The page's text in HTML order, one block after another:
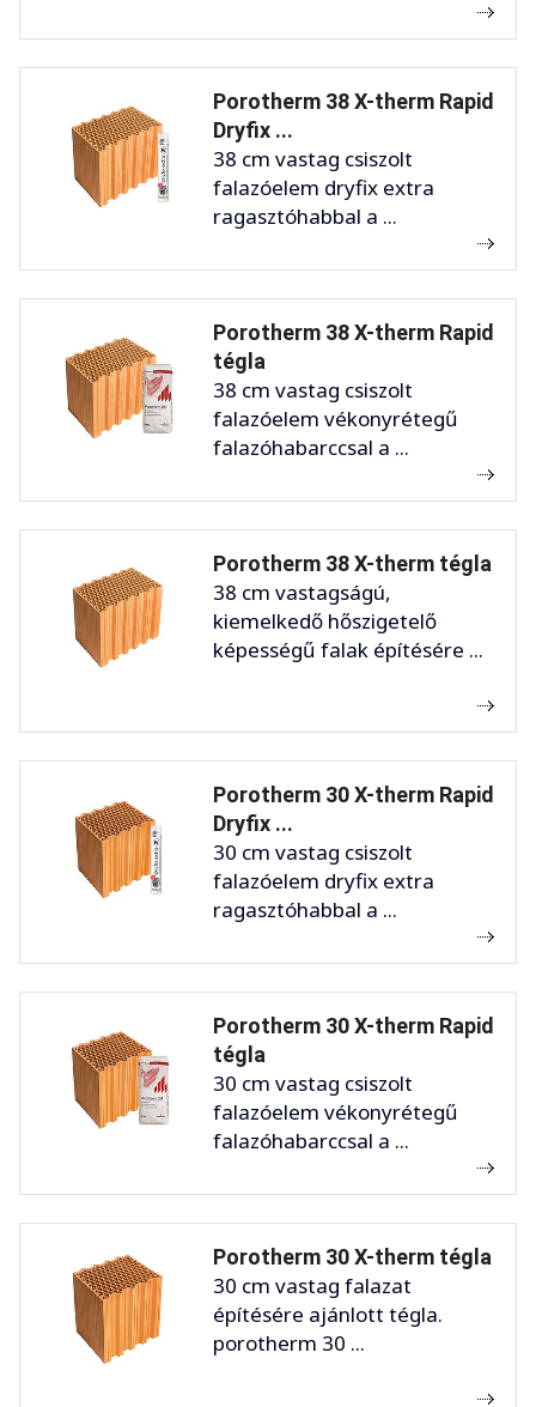
Porotherm 38 X-therm Rapid
Dryfix ...
38 cm vastag csiszolt
falazóelem dryfix extra
ragasztóhabbal a ...
Porotherm 38 X-therm Rapid
tégla
38 cm vastag csiszolt
falazóelem vékonyrétegű
falazóhabarccsal a ...
Porotherm 38 X-therm tégla
38 cm vastagságú,
kiemelkedő hőszigetelő
képességű falak építésére ...
Porotherm 30 X-therm Rapid
Dryfix ...
30 cm vastag csiszolt
falazóelem dryfix extra
ragasztóhabbal a ...
Porotherm 30 X-therm Rapid
tégla
30 cm vastag csiszolt
falazóelem vékonyrétegű
falazóhabarccsal a ...
Porotherm 30 X-therm tégla
30 cm vastag falazat
építésére ajánlott tégla.
porotherm 30 ...